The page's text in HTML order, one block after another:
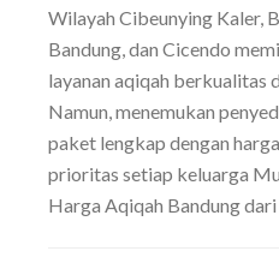
Wilayah Cibeunying Kaler,
Bandung, dan Cicendo
layanan aqiqah berkualitas
Namun, menemukan
paket lengkap dengan
prioritas setiap keluarga
Harga Aqiqah Bandung